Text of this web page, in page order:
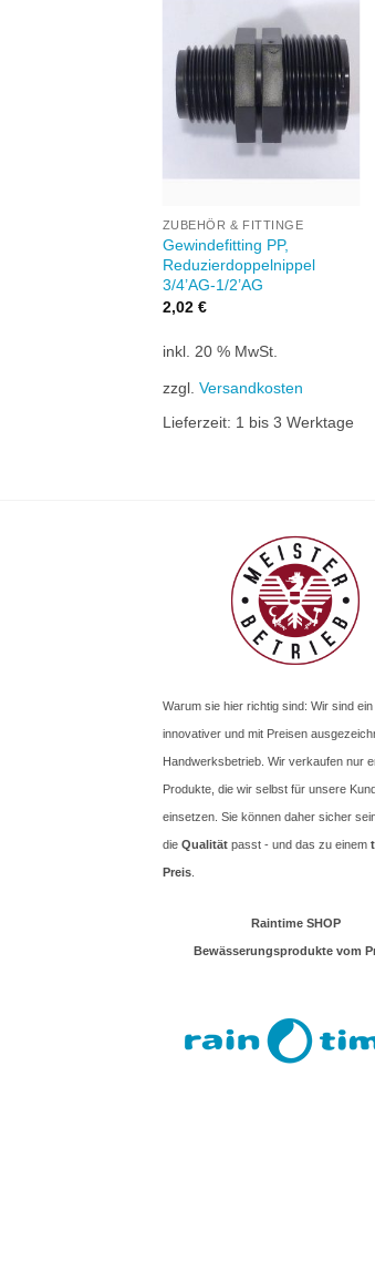
Wunschliste
hinzufügen
ZUBEHÖR & FITTINGE
Gewindefitting PP,
Reduzierdoppelnippel
3/4’AG-1/2’AG
2,02 €
inkl. 20 % MwSt.
zzgl. Versandkosten
Lieferzeit: 1 bis 3 Werktage
Warum sie hier richtig sind: Wir sind ein
innovativer und mit Preisen
Handwerksbetrieb. Wir verkaufen nur
Produkte, die wir selbst für unsere
einsetzen. Sie können daher sicher
die Qualität passt - und das zu einem
Preis
Raintime SHOP
Bewässerungsprodukte vom